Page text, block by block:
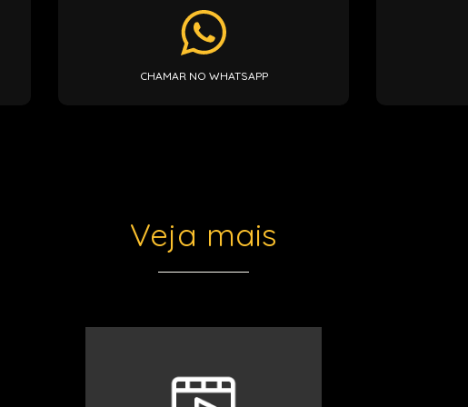
CHAMAR NO WHATSAPP
Veja mais